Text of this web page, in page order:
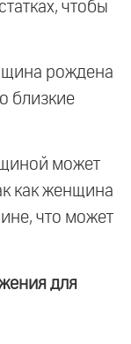
чтобы
рождена
близкие
может
как женщина
что может
для